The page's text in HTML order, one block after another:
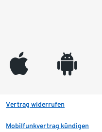
appleinc android
Vertrag widerrufen
Mobilfunkvertrag kündigen